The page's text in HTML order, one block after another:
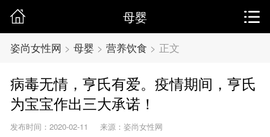
母婴
姿尚女性网 > 母婴> 营养饮食 > 正文
病毒无情，亨氏有爱。疫情期间，亨氏
为宝宝作出三大承诺！
发布时间：2020-02-11 来源：姿尚女性网